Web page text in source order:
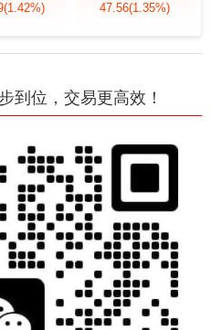
(1.42%) 47.56(1.35%)
到位，交易更高效！